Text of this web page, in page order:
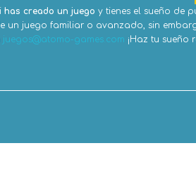
has creado un juego y tienes el sueño de
un juego familiar o avanzado, sin
juegos@atomo-games.com ¡Haz tu sueño